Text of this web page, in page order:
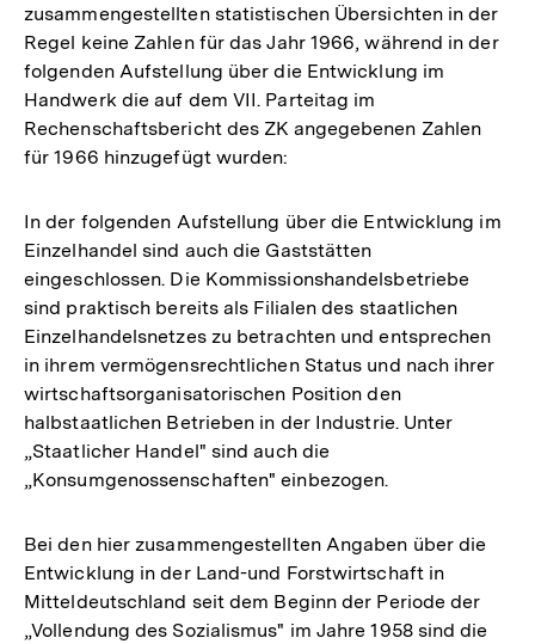
zusammengestellten statistischen Übersichten in der
Regel keine Zahlen für das Jahr 1966, während in der
folgenden Aufstellung über die Entwicklung im
Handwerk die auf dem VII. Parteitag im
Rechenschaftsbericht des ZK angegebenen Zahlen
für 1966 hinzugefügt wurden:
In der folgenden Aufstellung über die Entwicklung im
Einzelhandel sind auch die Gaststätten
eingeschlossen. Die Kommissionshandelsbetriebe
sind praktisch bereits als Filialen des staatlichen
Einzelhandelsnetzes zu betrachten und entsprechen
in ihrem vermögensrechtlichen Status und nach ihrer
wirtschaftsorganisatorischen Position den
halbstaatlichen Betrieben in der Industrie. Unter
„Staatlicher Handel" sind auch die
„Konsumgenossenschaften" einbezogen.
Bei den hier zusammengestellten Angaben über die
Entwicklung in der Land-und Forstwirtschaft in
Mitteldeutschland seit dem Beginn der Periode der
„Vollendung des Sozialismus" im Jahre 1958 sind die